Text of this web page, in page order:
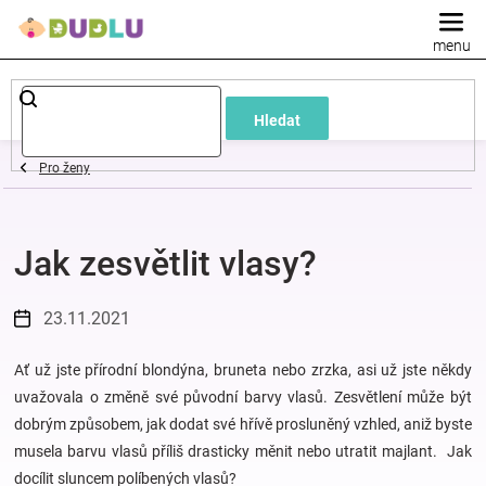
Hledat
Dětské
a
oblečení
Pokojíček
a
kojenecká
Pro ženy
Jak zesvětlit vlasy?
23.11.2021
Ať už jste přírodní blondýna, bruneta nebo zrzka, asi už jste někdy
uvažovala o změně své původní barvy vlasů. Zesvětlení může být
dobrým způsobem, jak dodat své hřívě prosluněný vzhled, aniž byste
musela barvu vlasů příliš drasticky měnit nebo utratit majlant. Jak
docílit sluncem políbených vlasů?